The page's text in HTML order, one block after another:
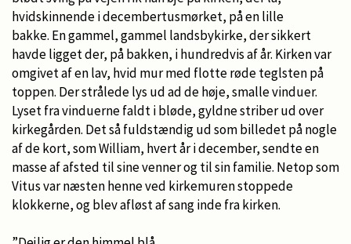
hvidskinnende i decembertusmørket, på en lille
bakke. En gammel, gammel landsbykirke, der sikkert
havde ligget der, på bakken, i hundredvis af år. Kirken var
omgivet af en lav, hvid mur med flotte røde teglsten på
toppen. Der strålede lys ud ad de høje, smalle vinduer.
Lyset fra vinduerne faldt i bløde, gyldne striber ud over
kirkegården. Det så fuldstændig ud som billedet på nogle
af de kort, som William, hvert år i december, sendte en
masse af afsted til sine venner og til sin familie. Netop som
Vitus var næsten henne ved kirkemuren stoppede
klokkerne, og blev afløst af sang inde fra kirken.